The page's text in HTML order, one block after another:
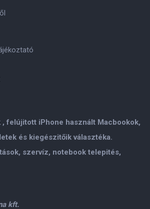
felújitott iPhone használt Macbookok,
és kiegészitőik választéka.
szervíz, notebook telepités,
kft.